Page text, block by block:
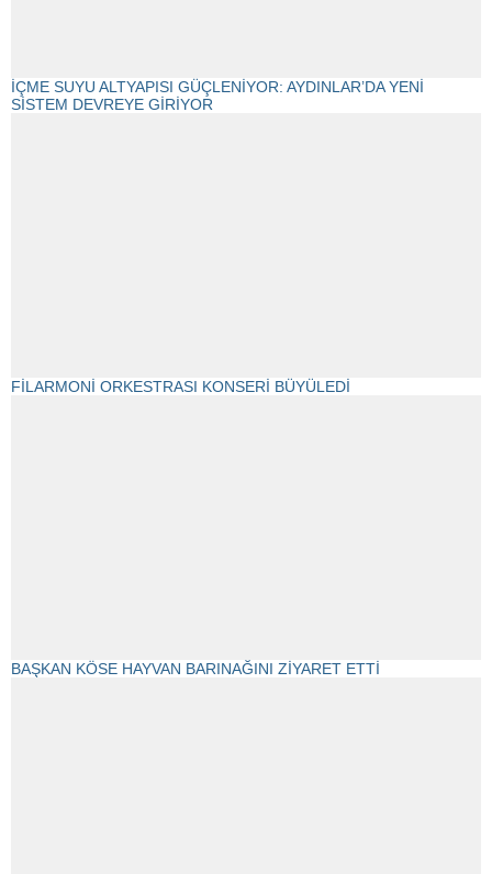
İÇME SUYU ALTYAPISI GÜÇLENİYOR: AYDINLAR’DA YENİ
SİSTEM DEVREYE GİRİYOR
FİLARMONİ ORKESTRASI KONSERİ BÜYÜLEDİ
BAŞKAN KÖSE HAYVAN BARINAĞINI ZİYARET ETTİ